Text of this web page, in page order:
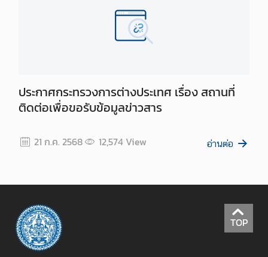
ศู
น
า
ร
ะ
ก
ประกาศกระทรวงการต่างประเทศ เรื่อง สถานที่
ติดต่อเพื่อขอรับข้อมูลข่าวสาร
21 ก.ค. 2568 12,574View อ่านต่อ
TOP